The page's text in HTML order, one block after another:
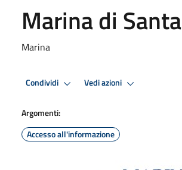
Marina di Santa
Marina
Condividi Vedi azioni
Argomenti:
Accesso all'informazione